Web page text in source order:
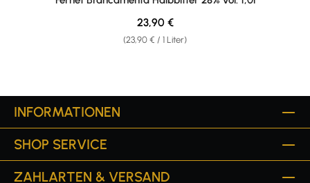
(23,90 € / 1 Liter)
Regulärer Preis:
23,90 €
INFORMATIONEN
SHOP SERVICE
ZAHLARTEN & VERSAND